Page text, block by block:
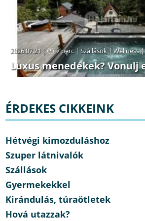
2026.07.21 | 7 perc|Szállások|Wellness
Luxus menedékek? Vonulj
ÉRDEKES CIKKEINK
Hétvégi kimozduláshoz
Szuper látnivalók
Szállások
Gyermekekkel
Kirándulás, túraötletek
Hová utazzak?